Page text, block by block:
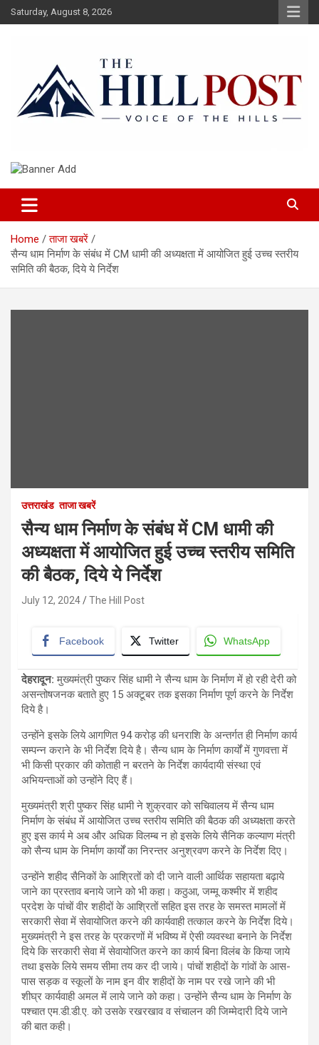
Skip
to
Saturday, August 8, 2026
The Hillpost
Home
ताजा खबरें
सैन्य धाम निर्माण के संबंध में CM धामी की अध्यक्षता में आयोजित हुई उच्च स्तरीय
समिति की बैठक, दिये ये निर्देश
उत्तराखंड ताजा खबरें
सैन्य धाम निर्माण के संबंध में CM धामी की
अध्यक्षता में आयोजित हुई उच्च स्तरीय समिति
की बैठक, दिये ये निर्देश
July 12, 2024 The Hill Post
Facebook Twitter WhatsApp
देहरादून:मुख्यमंत्री पुष्कर सिंह धामी ने सैन्य धाम के निर्माण में हो रही देरी को
असन्तोषजनक बताते हुए 15 अक्टूबर तक इसका निर्माण पूर्ण करने के निर्देश
दिये है।
उन्होंने इसके लिये आगणित 94 करोड़ की धनराशि के अन्तर्गत ही निर्माण कार्य
सम्पन्न कराने के भी निर्देश दिये है। सैन्य धाम के निर्माण कार्यों में गुणवत्ता में
भी किसी प्रकार की कोताही न बरतने के निर्देश कार्यदायी संस्था एवं
अभियन्ताओं को उन्होंने दिए हैं।
मुख्यमंत्री श्री पुष्कर सिंह धामी ने शुक्रवार को सचिवालय में सैन्य धाम
निर्माण के संबंध में आयोजित उच्च स्तरीय समिति की बैठक की अध्यक्षता करते
हुए इस कार्य मे अब और अधिक विलम्ब न हो इसके लिये सैनिक कल्याण मंत्री
को सैन्य धाम के निर्माण कार्यों का निरन्तर अनुश्रवण करने के निर्देश दिए।
उन्होंने शहीद सैनिकों के आश्रितों को दी जाने वाली आर्थिक सहायता बढ़ाये
जाने का प्रस्ताव बनाये जाने को भी कहा। कठुआ, जम्मू कश्मीर में शहीद
प्रदेश के पांचों वीर शहीदों के आश्रितों सहित इस तरह के समस्त मामलों में
सरकारी सेवा में सेवायोजित करने की कार्यवाही तत्काल करने के निर्देश दिये।
मुख्यमंत्री ने इस तरह के प्रकरणों में भविष्य में ऐसी व्यवस्था बनाने के निर्देश
दिये कि सरकारी सेवा में सेवायोजित करने का कार्य बिना विलंब के किया जाये
तथा इसके लिये समय सीमा तय कर दी जाये। पांचों शहीदों के गांवों के आस-
पास सड़क व स्कूलों के नाम इन वीर शहीदों के नाम पर रखे जाने की भी
शीघ्र कार्यवाही अमल में लाये जाने को कहा। उन्होंने सैन्य धाम के निर्माण के
पश्चात एम.डी.डी.ए. को उसके रखरखाव व संचालन की जिम्मेदारी दिये जाने
की बात कही।